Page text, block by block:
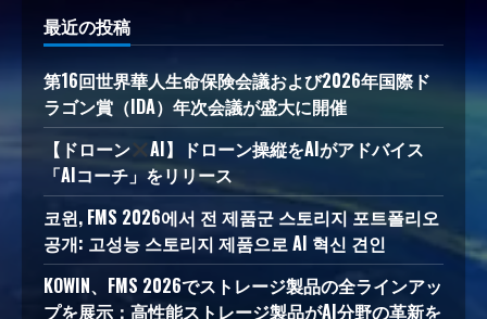
最近の投稿
第16回世界華人生命保険会議および2026年国際ド
ラゴン賞（IDA）年次会議が盛大に開催
【ドローン
AI】ドローン操縦をAIがアドバイス
「AIコーチ」をリリース
코윈, FMS 2026에서 전 제품군 스토리지 포트폴리오
공개: 고성능 스토리지 제품으로 AI 혁신 견인
KOWIN、FMS 2026でストレージ製品の全ラインアッ
プを展示：高性能ストレージ製品がAI分野の革新を